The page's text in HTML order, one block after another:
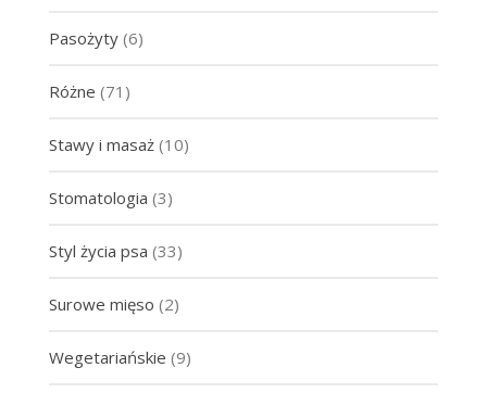
Pasożyty(6)
Różne (71)
Stawy i masaż(10)
Stomatologia (3)
Styl życia psa (33)
Surowe mięso (2)
Wegetariańskie (9)